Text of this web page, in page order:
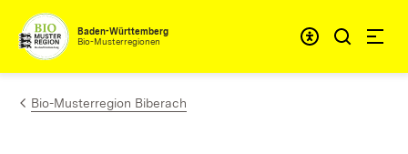
Zum Inhalt springen
Baden-Württemberg
Bio-Musterregionen
Bio-Musterregion Biberach